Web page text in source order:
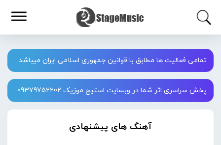
تمامی فعالیت ها مطابق با قوانین جمهوری اسلامی ایران میباشد
پخش سراسری اثر شما در وبسایت استیج موزیک 09379752202
آهنگ های پیشنهادی